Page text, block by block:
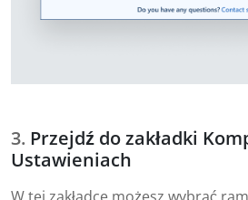
Przejdź do zakładki
Ustawieniach
W tej zakładce możesz wybrać